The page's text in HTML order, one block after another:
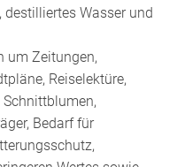
Wasser und
um Zeitungen,
Reiselektüre,
Bedarf für